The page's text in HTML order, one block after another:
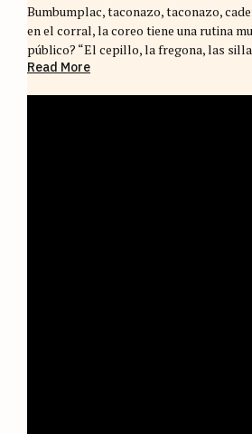
Bumbumplac, taconazo, taconazo,
en el corral, la coreo tiene una rutina
público? “El cepillo, la fregona, las
Read More